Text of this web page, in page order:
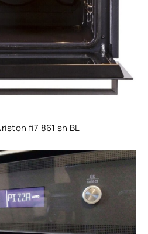
fi7 861 sh BL